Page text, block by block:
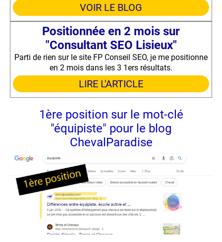
VOIR LE BLOG
Positionnée en 2 mois sur
"Consultant SEO Lisieux"
Parti de rien sur le site FP Conseil SEO, je me positionne
en 2 mois dans les 3 1ers résultats.
LIRE L'ARTICLE
1ère position sur le mot-clé
"équipiste" pour le blog
ChevalParadise